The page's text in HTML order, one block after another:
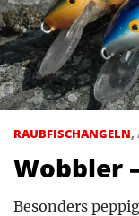
RAUBFISCHANGELN,
Wobbler
Besonders